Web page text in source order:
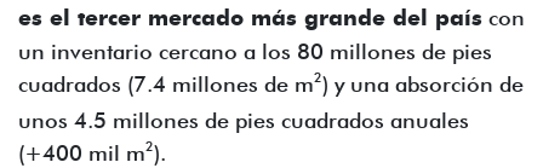
es el tercer mercado más grande del país con
un inventario cercano a los 80 millones de pies
cuadrados (7.4 millones de m2) y una absorción de
unos 4.5 millones de pies cuadrados anuales
(+400 mil m2).